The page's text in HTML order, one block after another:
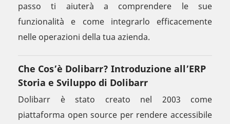
passo ti aiuterà a comprendere le sue
funzionalità e come integrarlo efficacemente
nelle operazioni della tua azienda.
Che Cos’è Dolibarr? Introduzione all’ERP
Storia e Sviluppo di Dolibarr
Dolibarr è stato creato nel 2003 come
piattaforma open source per rendere accessibile